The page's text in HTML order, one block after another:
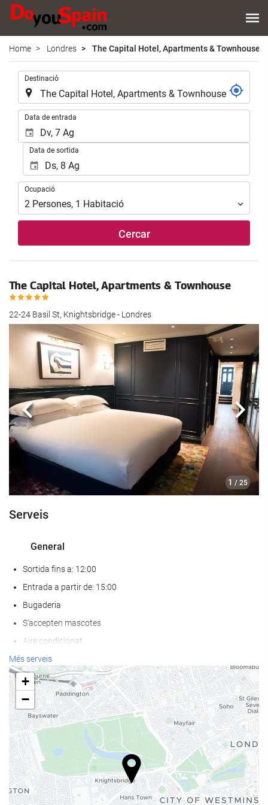
Home Londres The Capital Hotel, Apartments & Townhouse
Destinació
Data de entrada
Data de sortida
Ocupació
Ocupació
2 Persones, 1 Habitació
Cercar
The Capital Hotel, Apartments & Townhouse
22-24 Basil St, Knightsbridge - Londres
1 / 25
Anterior
Serveis
General
Sortida fins a: 12:00
Entrada a partir de: 15:00
Bugaderia
S'accepten mascotes
Aire condicionat
Calefacció
Ascensor
Prohibit fumar a tot l'establiment
No admet mascotes
Serveis de recepci?
Recepció 24 hores
Guardaequipatges
Caixa forta
Més serveis
+
−